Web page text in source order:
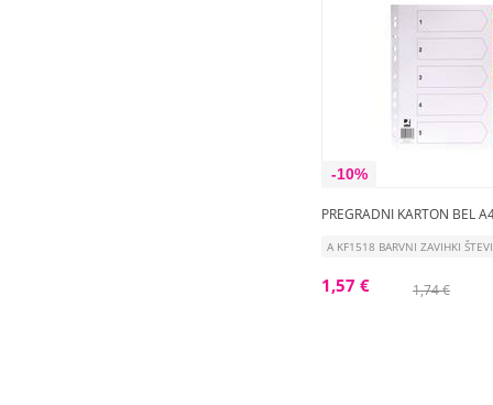
-10%
PREGRADNI KARTON BEL
A KF1518 BARVNI ZAVIHKI
1,74 €
1,57 €